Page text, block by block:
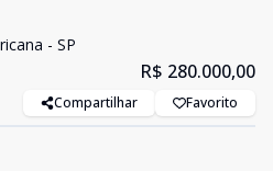
- SP
R$ 280.000,00
Compartilhar Favorito